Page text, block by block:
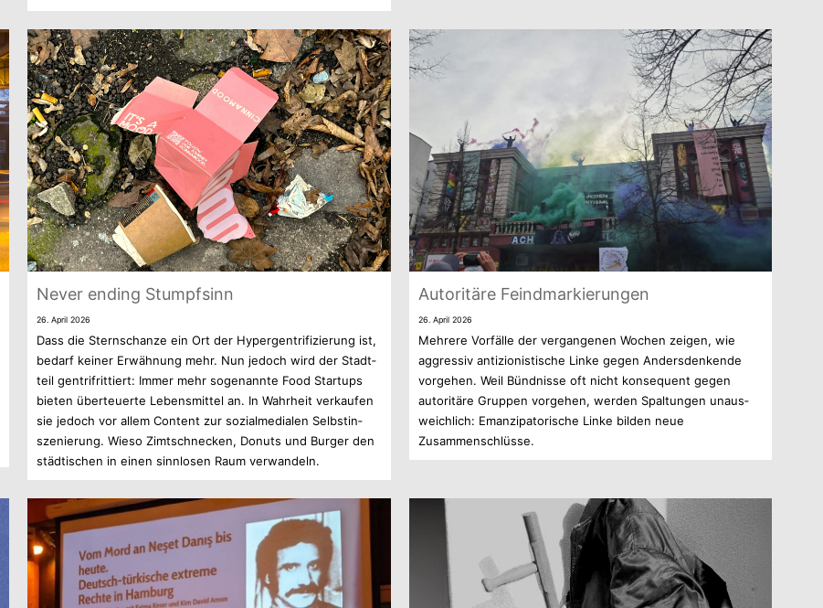
Never ending Stumpfsinn
26. April 2026
Dass die Stern­schanze ein Ort der Hyper­gen­tri­fi­zie­rung ist,
bedarf kei­ner Erwäh­nung mehr. Nun jedoch wird der Stadt­
teil gen­trif­rit­tiert: Immer mehr soge­nannte Food Start­ups
bie­ten über­teu­erte Lebens­mit­tel an. In Wahr­heit ver­kau­fen
sie jedoch vor allem Con­tent zur sozi­al­me­dia­len Selbst­in­
sze­nie­rung. Wieso Zimt­schne­cken, Donuts und Bur­ger den
städ­ti­schen in einen sinn­lo­sen Raum verwandeln.
Auto­ri­täre Feindmarkierungen
26. April 2026
Meh­rere Vor­fälle der ver­gan­ge­nen Wochen zei­gen, wie
aggres­siv anti­zio­nis­ti­sche Linke gegen Anders­den­kende
vor­ge­hen. Weil Bünd­nisse oft nicht kon­se­quent gegen
auto­ri­täre Grup­pen vor­ge­hen, wer­den Spal­tun­gen unaus­
weich­lich: Eman­zi­pa­to­ri­sche Linke bil­den neue
Zusammenschlüsse.